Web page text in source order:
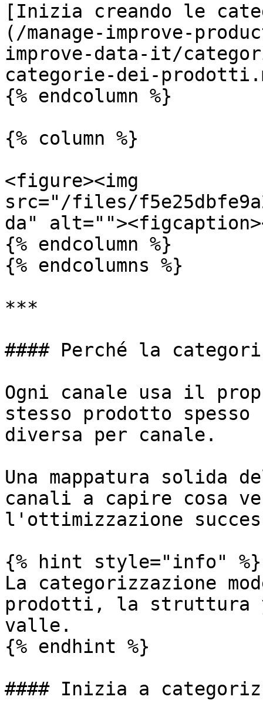
[Inizia creando le
(/manage-improve-
improve-data-it/
categorie-dei-
{% endcolumn %}
{% column %}
<figure><img
src="/files/
da"
{% endcolumn %}
{% endcolumns %}
***
#### Perché la
Ogni canale usa il
stesso prodotto
diversa per canale.
Una mappatura solida
canali a capire cosa
l'ottimizzazione
{% hint style="info" %}
La categorizzazione
prodotti, la struttura
valle.
{% endhint %}
#### Inizia a